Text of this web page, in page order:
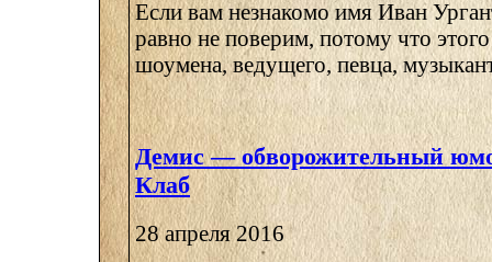
Если вам незнакомо имя Иван
равно не поверим, потому что этого
шоумена, ведущего, певца,
Демис — обворожительный
Клаб
28 апреля 2016